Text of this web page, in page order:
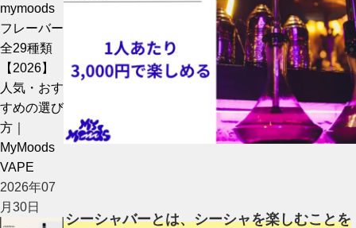
mymoods
フレーバー
全29種類
【2026】
人気・おす
すめの選び
方｜
MyMoods
VAPE
2026年07
月30日
シーシャバーとは、シーシャを楽しむことを